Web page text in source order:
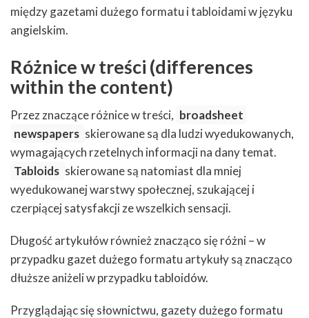
między gazetami dużego formatu i tabloidami w języku
angielskim.
Różnice w treści (differences
within the content)
Przez znaczące różnice w treści, broadsheet
newspapers skierowane są dla ludzi wyedukowanych,
wymagających rzetelnych informacji na dany temat.
Tabloids skierowane są natomiast dla mniej
wyedukowanej warstwy społecznej, szukającej i
czerpiącej satysfakcji ze wszelkich sensacji.
Długość artykułów również znacząco się różni – w
przypadku gazet dużego formatu artykuły są znacząco
dłuższe aniżeli w przypadku tabloidów.
Przyglądając się słownictwu, gazety dużego formatu